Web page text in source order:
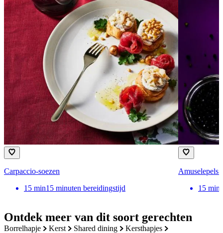
Ontdek meer van dit soort gerechten
borrelhapje kerst shared dining kersthapjes
Carpaccio-soezen
15 min15 minuten bereidingstijd
Amuselepels
15 min